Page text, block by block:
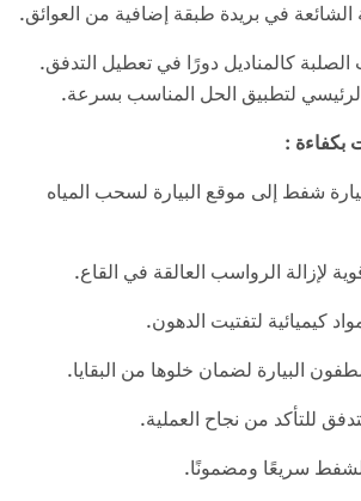
الشائعة في بريدة طبقة إضافية من العوائق.
كالمناديل دورًا في تعطيل التدفق.
لتطبيق الحل المناسب بسرعة.
بكفاءة :
شفط إلى موقع البيارة لسحب المياه
لإزالة الرواسب العالقة في القاع.
كيميائية لتفتيت الدهون.
البيارة لضمان خلوها من البقايا.
للتأكد من نجاح العملية.
سريعًا ومضمونًا.